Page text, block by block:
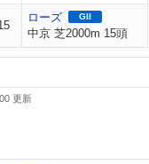
ローズ GII
中京 芝2000m 15頭
更新